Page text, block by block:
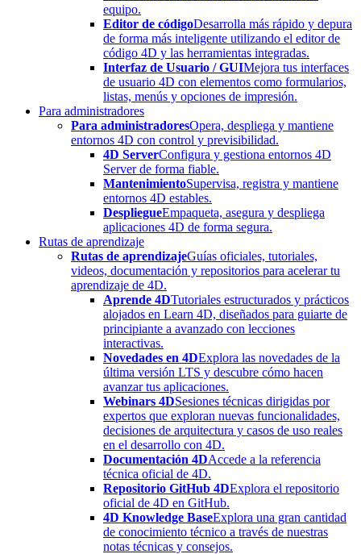
equipo.
Editor de códigoDesarrolla más rápido y depura
de forma más inteligente utilizando el editor de
código 4D y las herramientas integradas.
Interfaz de Usuario / GUIMejora tus interfaces
de usuario 4D con elementos como formularios,
listas, menús y opciones de impresión.
Para administradores
Para administradoresOpera, despliega y mantiene
entornos 4D con control y previsibilidad.
4D ServerConfigura y gestiona entornos 4D
Server de forma fiable.
MantenimientoSupervisa, registra y mantiene
entornos 4D estables.
DespliegueEmpaqueta, asegura y despliega
aplicaciones 4D de forma segura.
Rutas de aprendizaje
Rutas de aprendizajeGuías oficiales, tutoriales,
videos, documentación y repositorios para acelerar tu
aprendizaje de 4D.
Aprende 4DTutoriales estructurados y prácticos
alojados en Learn 4D, diseñados para guiarte de
principiante a avanzado con lecciones
interactivas.
Novedades en 4DExplora las novedades de la
última versión LTS y descubre cómo hacen
avanzar tus aplicaciones.
Webinars 4DSesiones técnicas dirigidas por
expertos que exploran nuevas funcionalidades,
decisiones de arquitectura y casos de uso reales
en el desarrollo con 4D.
Documentación 4DAccede a la referencia
técnica oficial de 4D.
Repositorio GitHub 4DExplora el repositorio
oficial de 4D en GitHub.
4D Knowledge BaseExplora una gran cantidad
de conocimiento técnico a través de nuestras
notas técnicas y consejos.